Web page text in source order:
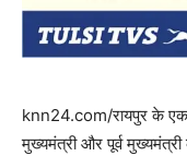
knn24.com/रायपुर के
मुख्यमंत्री और पूर्व